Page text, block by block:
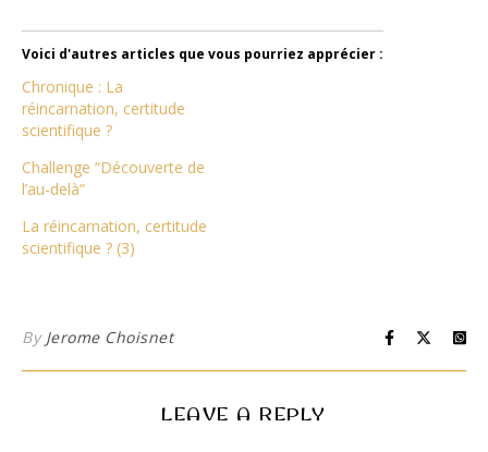
Voici d'autres articles que vous pourriez apprécier :
Chronique : La
réincarnation, certitude
scientifique ?
Challenge “Découverte de
l’au-delà”
La réincarnation, certitude
scientifique ? (3)
By Jerome Choisnet
LEAVE A REPLY